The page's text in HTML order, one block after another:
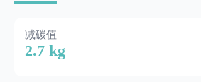
减碳值
2.7 kg